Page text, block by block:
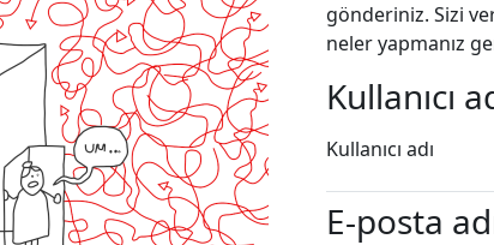
gönderiniz. Sizi
neler yapmanız
Kullanıcı
Kullanıcı
Kullanıcı adı
E-posta
E-posta